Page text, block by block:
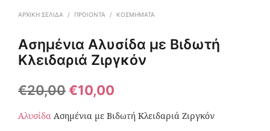
ΑΡΧΙΚΉ ΣΕΛΊΔΑ / ΠΡΟΙΟΝΤΑ / ΚΟΣΜΉΜΑΤΑ
Ασημένια Αλυσίδα με Βιδωτή
Κλειδαριά Ζιργκόν
€20,00 €10,00
Αλυσίδα Ασημένια με Βιδωτή Κλειδαριά Ζιργκόν